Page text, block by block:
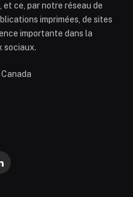
et ce, par notre réseau de
imprimées, de sites
importante dans la
sociaux.